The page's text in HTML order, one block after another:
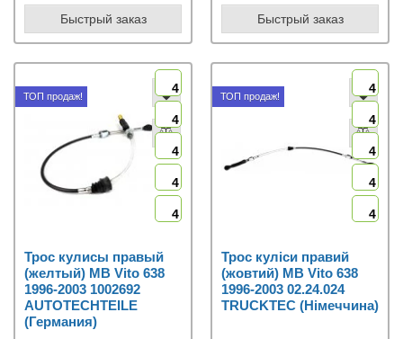
Быстрый заказ Быстрый заказ
ТОП продаж!
4
4
4
4
4
Трос кулисы правый
(желтый) MB Vito 638
1996-2003 1002692
AUTOTECHTEILE
(Германия)
ТОП продаж!
4
4
4
4
4
Трос куліси правий
(жовтий) MB Vito 638
1996-2003 02.24.024
TRUCKTEC (Німеччина)